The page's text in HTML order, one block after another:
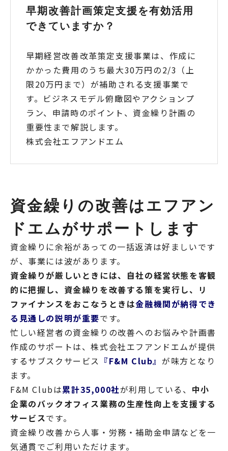
早期改善計画策定支援を有効活用
できていますか？
早期経営改善改革策定支援事業は、作成に
かかった費用のうち最大30万円の2/3（上
限20万円まで）が補助される支援事業で
す。ビジネスモデル俯瞰図やアクションプ
ラン、申請時のポイント、資金繰り計画の
重要性まで解説します。
株式会社エフアンドエム
資金繰りの改善はエフアン
ドエムがサポートします
資金繰りに余裕があっての一括返済は好ましいです
が、事業には波があります。
資金繰りが厳しいときには、自社の経営状態を客観
的に把握し、資金繰りを改善する策を実行し、リ
ファイナンスをおこなうときは金融機関が納得でき
る見通しの説明が重要です。
忙しい経営者の資金繰りの改善へのお悩みや計画書
作成のサポートは、株式会社エフアンドエムが提供
するサブスクサービス 『F&M Club』 が味方となり
ます。
F&M Clubは累計35,000社が利用している、 中小
企業のバックオフィス業務の生産性向上を支援する
サービスです。
資金繰り改善から人事・労務・補助金申請などを一
気通貫でご利用いただけます。